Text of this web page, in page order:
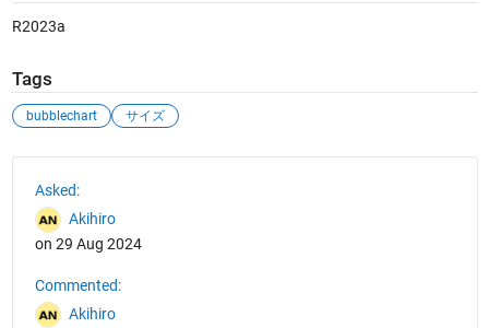
R2023a
Tags
bubblechart サイズ
Asked:
Akihiro
on 29 Aug 2024
Commented:
Akihiro